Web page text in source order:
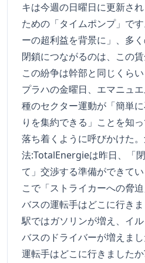
キは今週の日曜日に更新さ
ための「タイムポンプ」で
ーの超利益を背景に」、多
閉鎖につながるのは、この賃
この紛争は幹部と同じくらい
プラハの金曜日、エマニュ
種のセクター運動が「簡単
りを集約できる」ことを知
落ち着くように呼びかけた
法:TotalEnergieは昨日、「
て」交渉する準備ができて
こで「ストライカーへの脅迫
バスの運転手はどこに行きま
駅ではガソリンが増え、イル
バスのドライバーが増えま
運転手はどこに行きました